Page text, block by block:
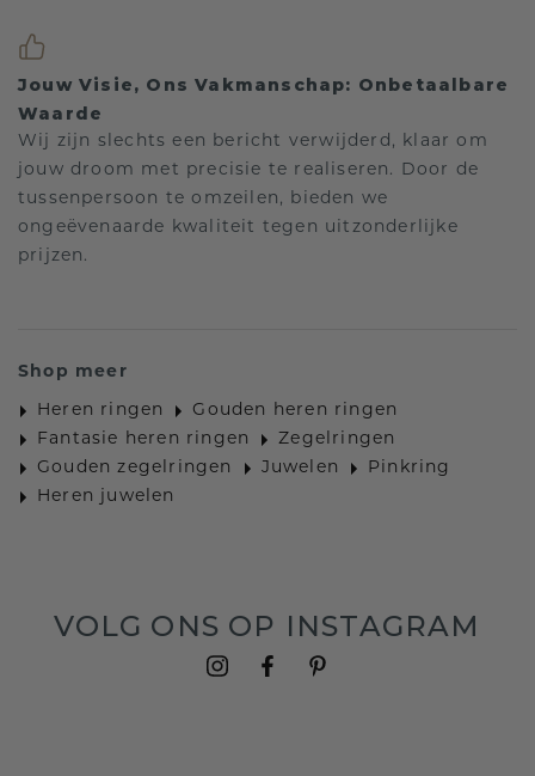
Jouw Visie, Ons Vakmanschap: Onbetaalbare
Waarde
Wij zijn slechts een bericht verwijderd, klaar om
jouw droom met precisie te realiseren. Door de
tussenpersoon te omzeilen, bieden we
ongeëvenaarde kwaliteit tegen uitzonderlijke
prijzen.
Shop meer
Heren ringen
Gouden heren ringen
Fantasie heren ringen
Zegelringen
Gouden zegelringen
Juwelen
Pinkring
Heren juwelen
VOLG ONS OP INSTAGRAM